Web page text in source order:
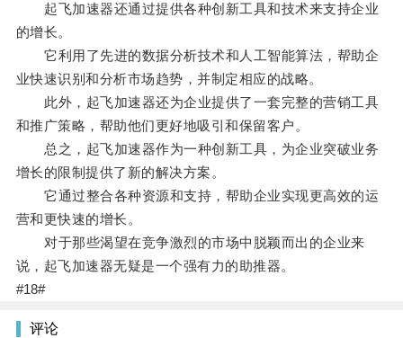
起飞加速器还通过提供各种创新工具和技术来支持企业
的增长。
它利用了先进的数据分析技术和人工智能算法，帮助企
业快速识别和分析市场趋势，并制定相应的战略。
此外，起飞加速器还为企业提供了一套完整的营销工具
和推广策略，帮助他们更好地吸引和保留客户。
总之，起飞加速器作为一种创新工具，为企业突破业务
增长的限制提供了新的解决方案。
它通过整合各种资源和支持，帮助企业实现更高效的运
营和更快速的增长。
对于那些渴望在竞争激烈的市场中脱颖而出的企业来
说，起飞加速器无疑是一个强有力的助推器。
#18#
评论